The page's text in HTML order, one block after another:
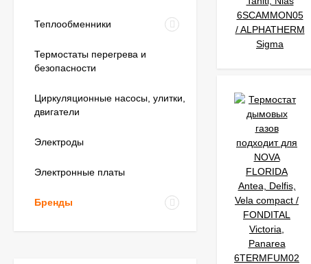
Теплообменники
Термостаты перегрева и
безопасности
Циркуляционные насосы, улитки,
двигатели
Электроды
Электронные платы
Бренды